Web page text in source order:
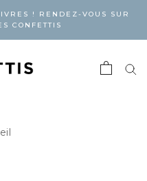
! RENDEZ-VOUS SUR
CONFETTIS